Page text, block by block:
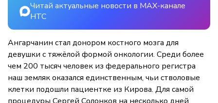
Читай актуальные новости в MAX-канале
НТС
Ангарчанин стал донором костного мозга для
девушки с тяжёлой формой онкологии. Среди более
чем 200 тысяч человек из федерального регистра
наш земляк оказался единственным, чьи стволовые
клетки подошли пациентке из Кирова. Для самой